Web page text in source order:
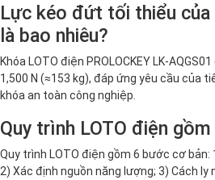
Lực kéo đứt tối thiểu của
là bao nhiêu?
Khóa LOTO điện PROLOCKEY LK-
1,500 N (≈153 kg), đáp ứng yêu cầu của
khóa an toàn công nghiệp.
Quy trình LOTO điện
Quy trình LOTO điện gồm 6 bước cơ
2) Xác định nguồn năng lượng; 3) Cách ly